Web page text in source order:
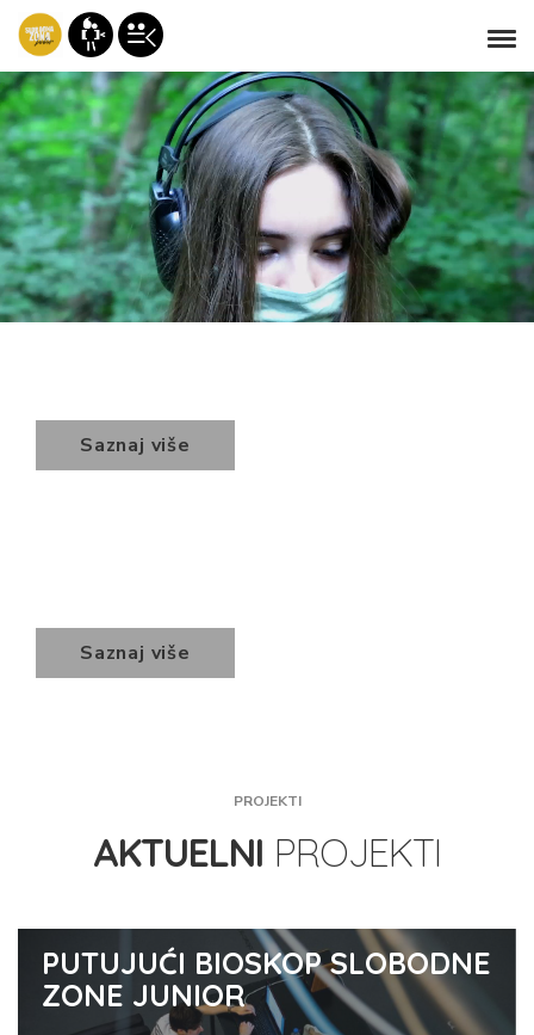
Saznaj više
Saznaj više
PROJEKTI
AKTUELNI PROJEKTI
PUTUJUĆI BIOSKOP SLOBODNE
ZONE JUNIOR